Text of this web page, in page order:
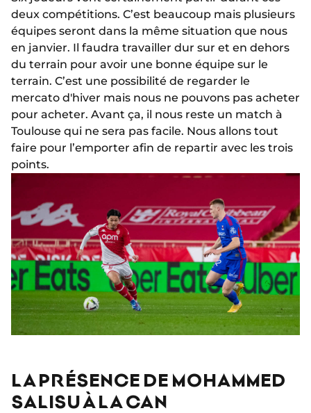
deux compétitions. C’est beaucoup mais plusieurs
équipes seront dans la même situation que nous
en janvier. Il faudra travailler dur sur et en dehors
du terrain pour avoir une bonne équipe sur le
terrain. C’est une possibilité de regarder le
mercato d'hiver mais nous ne pouvons pas acheter
pour acheter. Avant ça, il nous reste un match à
Toulouse qui ne sera pas facile. Nous allons tout
faire pour l’emporter afin de repartir avec les trois
points.
LA PRÉSENCE DE MOHAMMED
SALISU À LA CAN